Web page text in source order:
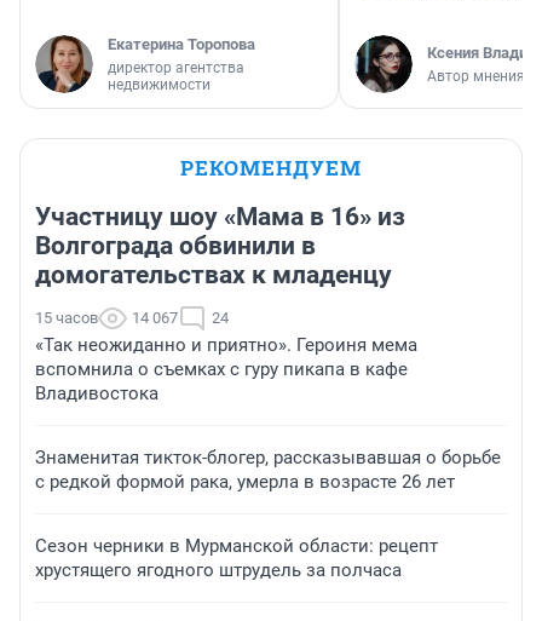
Екатерина Торопова
директор агентства
недвижимости
Ксения
Автор мнения
РЕКОМЕНДУЕМ
Участницу шоу «Мама в 16» из
Волгограда обвинили в
домогательствах к младенцу
15 часов 14 067 24
«Так неожиданно и приятно». Героиня мема
вспомнила о съемках с гуру пикапа в кафе
Владивостока
Знаменитая тикток-блогер, рассказывавшая о борьбе
с редкой формой рака, умерла в возрасте 26 лет
Сезон черники в Мурманской области: рецепт
хрустящего ягодного штрудель за полчаса